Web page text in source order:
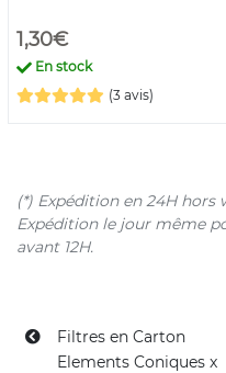
1,30€
En stock
(3 avis)
(*) Expédition en 24H hors
Expédition le jour même
avant 12H.
Filtres en Carton
Elements Coniques x